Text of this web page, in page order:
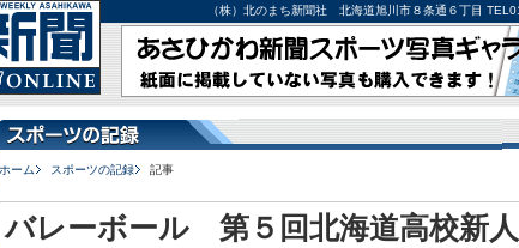
（株）北のまち新聞社 北海道旭川市８条通６丁目
ホーム スポーツの記録 記事
バレーボール 第５回北海道高校新